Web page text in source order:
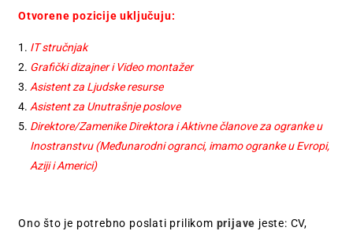
Otvorene pozicije uključuju:
IT stručnjak
Grafički dizajner i Video montažer
Asistent za Ljudske resurse
Asistent za Unutrašnje poslove
Direktore/Zamenike Direktora i Aktivne članove za ogranke u
Inostranstvu (Međunarodni ogranci, imamo ogranke u Evropi,
Aziji i Americi)
Ono što je potrebno poslati prilikom prijave jeste: CV,